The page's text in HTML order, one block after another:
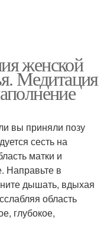
женской
Медитация
вы приняли позу
сесть на
матки и
Направьте в
дышать, вдыхая
область
глубокое,